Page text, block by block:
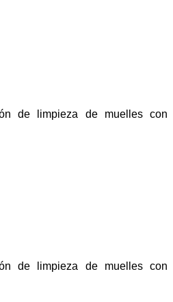
de limpieza de muelles con
de limpieza de muelles con